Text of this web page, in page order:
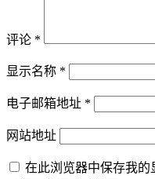
评论 *
显示名称 *
电子邮箱地址 *
网站地址
在此浏览器中保存我的